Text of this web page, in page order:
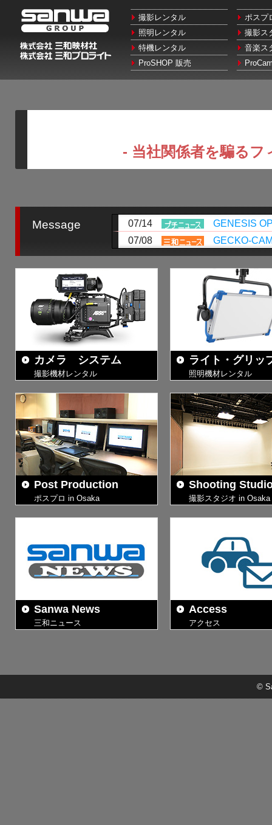
三和グループ(三和
撮影レンタル
照明レンタル
特機レンタル
ProSHOP 販売
ポスプ
撮影ス
音楽ス
- 当社関係者を騙る
Message 07/14
GENESIS
07/08
GECKO-
06/26
FUJINON
APUTURE
07/30
φ150mm三
カメラ システム
撮影機材レンタル
ライト・グリッ
照明機材レンタル
Post Production
ポスプロ in Osaka
Shooting
撮影スタジオ in Osaka
Sanwa News
三和ニュース
Access
アクセス
©